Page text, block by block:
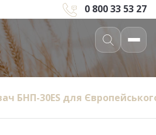
0 800 33 53 27
БНП-30ES для